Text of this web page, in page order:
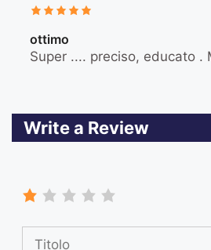
ottimo
Super .... preciso, educato
Write a Review